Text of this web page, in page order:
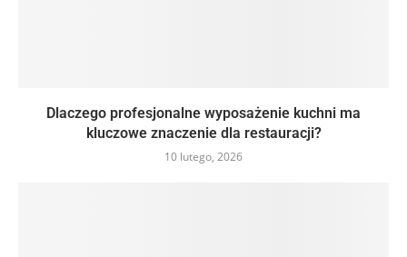
Dlaczego profesjonalne wyposażenie kuchni ma
kluczowe znaczenie dla restauracji?
10 lutego, 2026